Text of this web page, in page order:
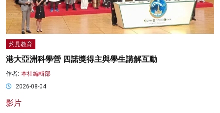
灼見教育
港大亞洲科學營 四諾獎得主與學生講解互動
作者: 本社編輯部
2026-08-04
影片